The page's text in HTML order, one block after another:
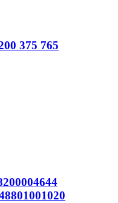
375 765